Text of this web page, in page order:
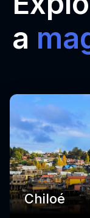
a
Chiloé